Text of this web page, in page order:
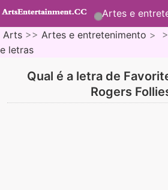
Artes e
Arts >> Artes e entretenimento >
e letras
Qual é a letra de
Rogers